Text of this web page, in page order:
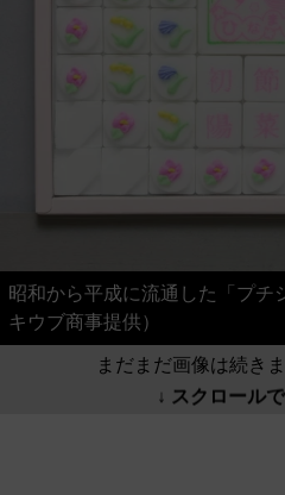
昭和から平成に流通した「プチ
キウブ商事提供）
まだまだ画像は続き
↓ スクロール